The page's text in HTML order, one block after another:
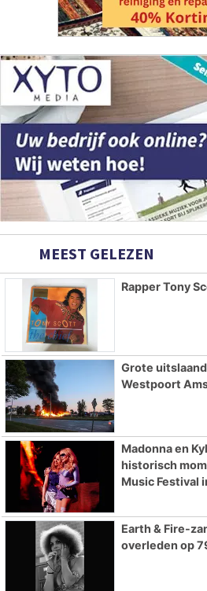
MEEST GELEZEN
Rapper Tony
Grote
Westpoort
Madonna en
historisch
Music Festival
Earth & Fire-
overleden op